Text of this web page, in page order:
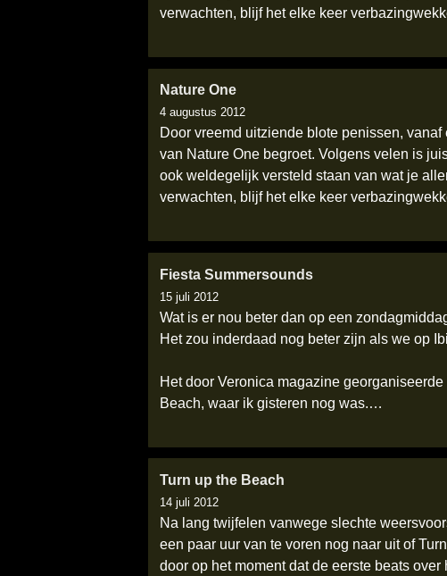
verwachten, blijf het elke keer
Nature One
4 augustus 2012
Door vreemd uitziende blote penissen,
van Nature One begroet. Volgens velen is
ook weldegelijk versteld staan van wat je
verwachten, blijf het elke keer
Fiesta Summersounds
15 juli 2012
Wat is er nou beter dan op een
Het zou inderdaad nog beter zijn als we op
Het door Veronica magazine
Beach, waar ik gisteren nog was.…
Turn up the Beach
14 juli 2012
Na lang twijfelen vanwege slechte
een paar uur van te voren nog naar uit of
door op het moment dat de eerste beats